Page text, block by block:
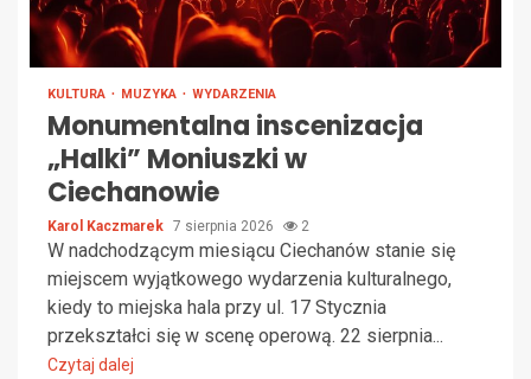
KULTURA MUZYKA WYDARZENIA
Monumentalna inscenizacja
„Halki” Moniuszki w
Ciechanowie
Karol Kaczmarek 7 sierpnia 2026 2
W nadchodzącym miesiącu Ciechanów stanie się
miejscem wyjątkowego wydarzenia kulturalnego,
kiedy to miejska hala przy ul. 17 Stycznia
przekształci się w scenę operową. 22 sierpnia...
Czytaj dalej